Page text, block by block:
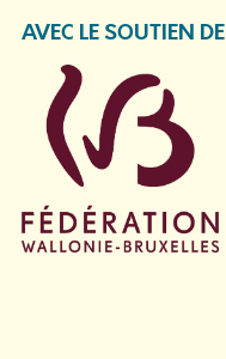
AVEC LE SOUTIEN DE